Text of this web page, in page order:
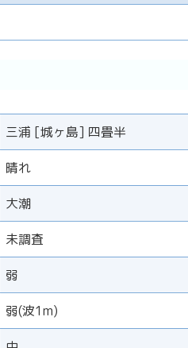
三浦 [城ヶ島] 四畳半
晴れ
大潮
未調査
弱
弱(波1m)